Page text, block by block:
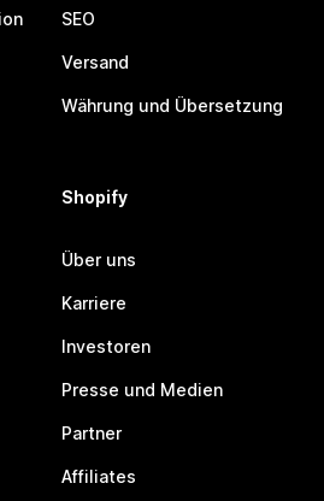
SEO
Versand
Währung und Übersetzung
Shopify
Über uns
Karriere
Investoren
Presse und Medien
Partner
Affiliates